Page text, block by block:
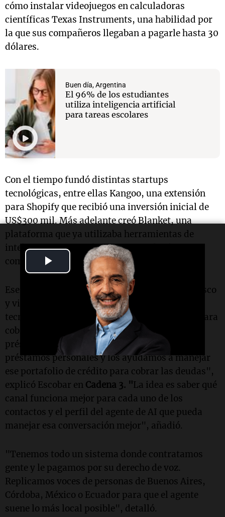
Play
Video
cómo instalar videojuegos en calculadoras
científicas Texas Instruments, una habilidad por
la que sus compañeros llegaban a pagarle hasta 30
dólares.
Buen día, Argentina
El 96% de los estudiantes
utiliza inteligencia artificial
para tareas escolares
Con el tiempo fundó distintas startups
tecnológicas, entre ellas Kangoo, una extensión
para Shopify que recibió una inversión inicial de
US$300 mil. Más adelante creó Blanket, una
plataforma que ya utilizaba herramientas de
inteligencia artificial para generar leads
comerciales antes de la explosión de ChatGPT.
Ese recorrido lo llevó a radicarse en San Francisco
y vincularse con referentes del ecosistema
tecnológico estadounidense. "Kleva es una AI para
cobranzas. Trabajamos con compañías de
préstamos que tienen tarjetas de crédito y
préstamos personales y los ayudamos a manejar
ese portafolio de crédito para cobrar las deudas",
explicó Escobar en Cadena 3. "La idea es saber qué
canal funciona mejor para cada uno de los
contactos y el perfil del agente de AI que pueda
manejar esa conversación mejor", añadió.
"Tenemos todo un sistema donde contratamos
gente y le pagamos por su derecho de voz.
Replicamos voces de personas de Buenos Aires,
Córdoba, México o Ecuador para que el agente
suene lo más local posible", detalló.